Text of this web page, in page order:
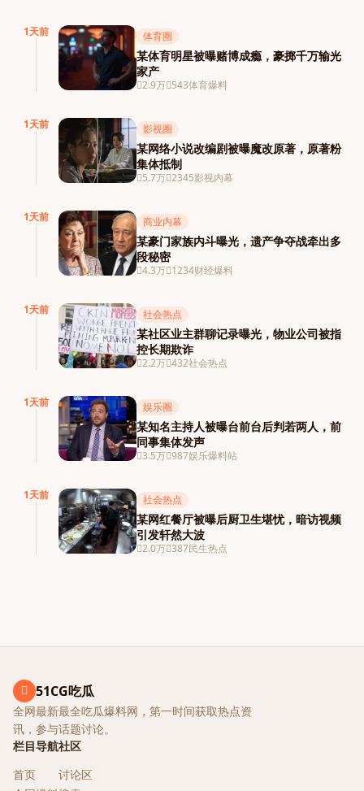
1天前 体育圈
某体育明星被曝赌博成瘾，豪掷千万输光
家产
2.9万 543体育爆料
1天前 影视圈
某网络小说改编剧被曝魔改原著，原著粉
集体抵制
5.7万 2345影视内幕
1天前 商业内幕
某豪门家族内斗曝光，遗产争夺战牵出多
段秘密
4.3万 1234财经爆料
1天前 社会热点
某社区业主群聊记录曝光，物业公司被指
控长期欺诈
2.2万 432社会热点
1天前 娱乐圈
某知名主持人被曝台前台后判若两人，前
同事集体发声
3.5万 987娱乐爆料站
1天前 社会热点
某网红餐厅被曝后厨卫生堪忧，暗访视频
引发轩然大波
2.0万 387民生热点
51CG吃瓜
全网最新最全吃瓜爆料网，第一时间获取热点资
讯，参与话题讨论。
栏目导航
首页
社区
讨论区